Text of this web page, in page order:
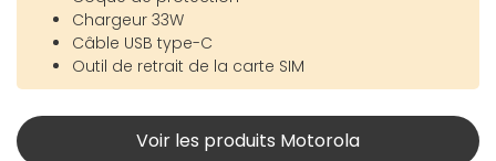
Chargeur 33W
Câble USB type-C
Outil de retrait de la carte SIM
Voir les produits Motorola